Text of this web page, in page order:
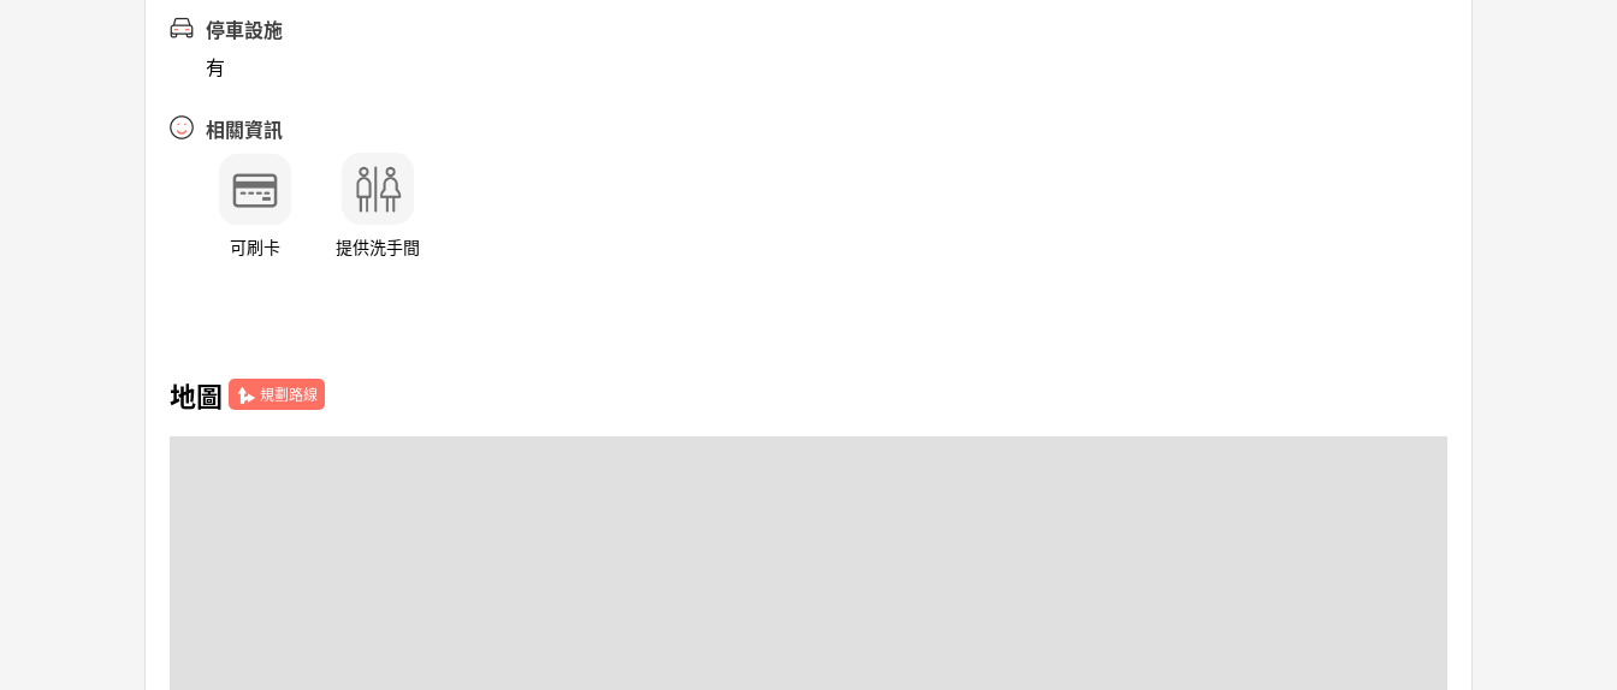
停車設施
有
相關資訊
可刷卡 提供洗手間
地圖 規劃路線